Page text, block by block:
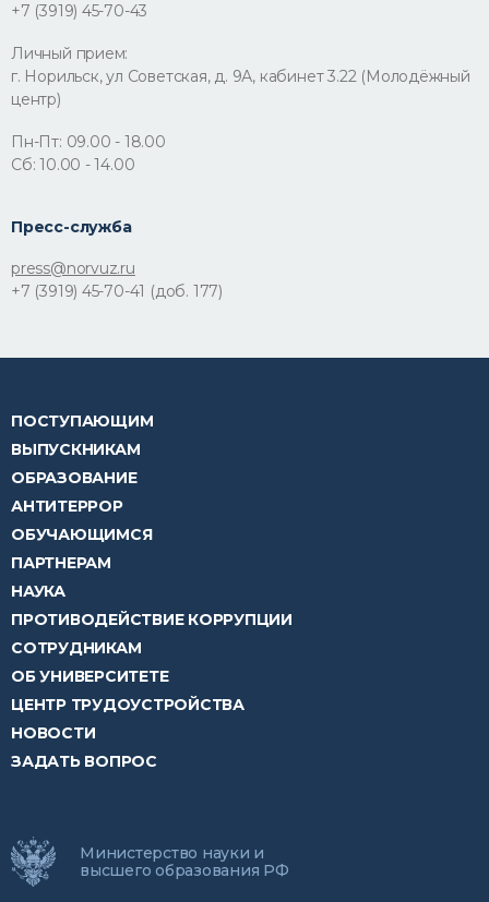
+7 (3919) 45-70-43
Личный прием:
г. Норильск, ул Советская, д. 9А, кабинет 3.22 (Молодёжный
центр)
Пн-Пт: 09.00 - 18.00
Сб: 10.00 - 14.00
Пресс-служба
press@norvuz.ru
+7 (3919) 45-70-41 (доб. 177)
ПОСТУПАЮЩИМ
ВЫПУСКНИКАМ
ОБРАЗОВАНИЕ
АНТИТЕРРОР
ОБУЧАЮЩИМСЯ
ПАРТНЕРАМ
НАУКА
ПРОТИВОДЕЙСТВИЕ КОРРУПЦИИ
СОТРУДНИКАМ
ОБ УНИВЕРСИТЕТЕ
ЦЕНТР ТРУДОУСТРОЙСТВА
НОВОСТИ
ЗАДАТЬ ВОПРОС
Министерство науки и
высшего образования РФ